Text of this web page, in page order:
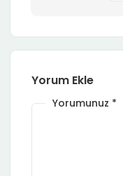
Yorum Ekle
Yorumunuz *